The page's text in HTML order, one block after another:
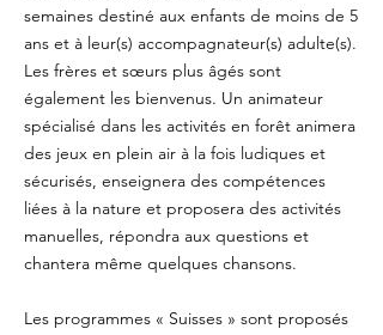
semaines destiné aux enfants de moins de 5
ans et à leur(s) accompagnateur(s) adulte(s).
Les frères et sœurs plus âgés sont
également les bienvenus. Un animateur
spécialisé dans les activités en forêt animera
des jeux en plein air à la fois ludiques et
sécurisés, enseignera des compétences
liées à la nature et proposera des activités
manuelles, répondra aux questions et
chantera même quelques chansons.
Les programmes « Suisses » sont proposés